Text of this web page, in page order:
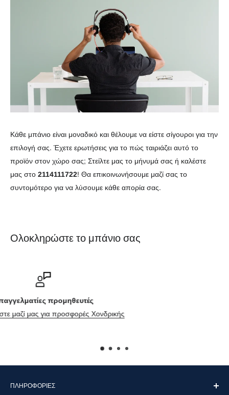
Κάθε μπάνιο είναι μοναδικό και θέλουμε να είστε σίγουροι για την
επιλογή σας. Έχετε ερωτήσεις για το πώς ταιριάζει αυτό το
προϊόν στον χώρο σας; Στείλτε μας το μήνυμά σας ή καλέστε
μας στο 2114111722! Θα επικοινωνήσουμε μαζί σας το
συντομότερο για να λύσουμε κάθε απορία σας.
Ολοκληρώστε το μπάνιο σας
Φόρμα επικοινωνίας
ΠΛΗΡΟΦΟΡΊΕΣ